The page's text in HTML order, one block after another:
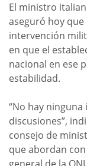
El ministro
aseguró hoy
intervención
en que el
nacional en ese
estabilidad.
“No hay
discusiones”,
consejo de
que abordan